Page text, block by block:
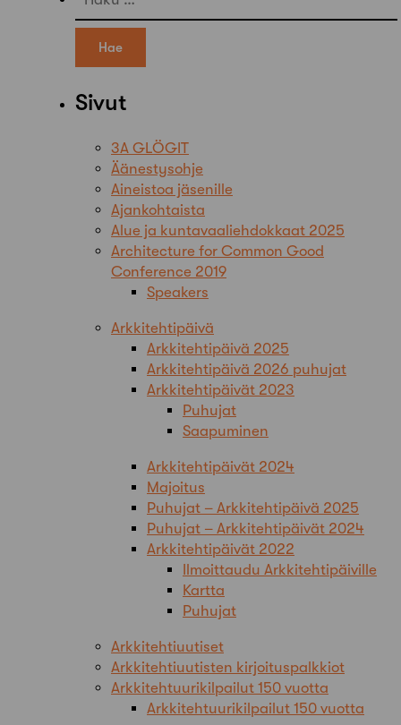
Sivut
3A GLÖGIT
Äänestysohje
Aineistoa jäsenille
Ajankohtaista
Alue ja kuntavaaliehdokkaat 2025
Architecture for Common Good
Conference 2019
Speakers
Arkkitehtipäivä
Arkkitehtipäivä 2025
Arkkitehtipäivä 2026 puhujat
Arkkitehtipäivät 2023
Puhujat
Saapuminen
Arkkitehtipäivät 2024
Majoitus
Puhujat – Arkkitehtipäivä 2025
Puhujat – Arkkitehtipäivät 2024
Arkkitehtipäivät 2022
Ilmoittaudu Arkkitehtipäiville
Kartta
Puhujat
Arkkitehtiuutiset
Arkkitehtiuutisten kirjoituspalkkiot
Arkkitehtuurikilpailut 150 vuotta
Arkkitehtuurikilpailut 150 vuotta